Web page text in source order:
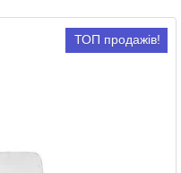
ТОП продажів!